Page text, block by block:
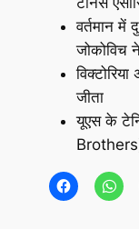
वर्तमान में
जोकोविच
जीता
यूएस के